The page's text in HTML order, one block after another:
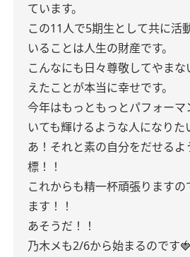
ています。
この11人で5期生として共に活
いることは人生の財産です。
こんなにも日々尊敬してやま
えたことが本当に幸せです。
今年はもっともっとパフォー
いても輝けるような人になりた
あ！それと素の自分をだせるよ
標！！
これからも精一杯頑張ります
ます！！
あそうだ！！
乃木メも2/6から始まるのです🍓